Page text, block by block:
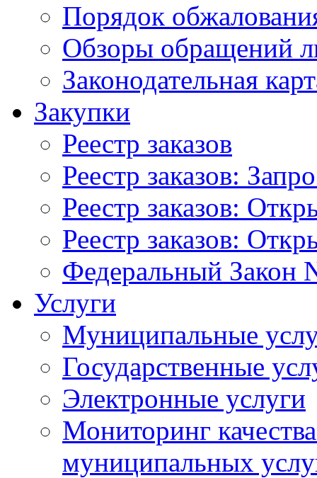
Порядок
Обзоры обращений
Законодательная
Закупки
Реестр заказов
Реестр заказов:
Реестр заказов:
Реестр заказов:
Федеральный Закон
Услуги
Муниципальные
Государственные
Электронные услуги
Мониторинг
муниципальных